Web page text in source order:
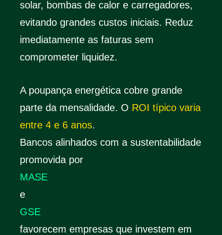
solar, bombas de calor e carregadores,
evitando grandes custos iniciais. Reduz
imediatamente as faturas sem
comprometer liquidez.
A poupança energética cobre grande
parte da mensalidade. O ROI típico varia
entre 4 e 6 anos.
Bancos alinhados com a sustentabilidade
promovida por
MASE
e
GSE
favorecem empresas que investem em